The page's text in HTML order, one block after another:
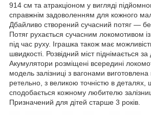
914 см та атракціоном у вигляді
справжнім задоволенням для кожного
Дбайливо створений сучасний потяг —
Потяг рухається сучасним локомотивом
під час руху. Іграшка також має
швидкості. Розвідний міст піднімається
Акумулятори розміщені всередині
модель залізниці з вагонами
ретельно, з великою точністю в деталях,
сподобається кожному любителю
Призначений для дітей старше 3 років.